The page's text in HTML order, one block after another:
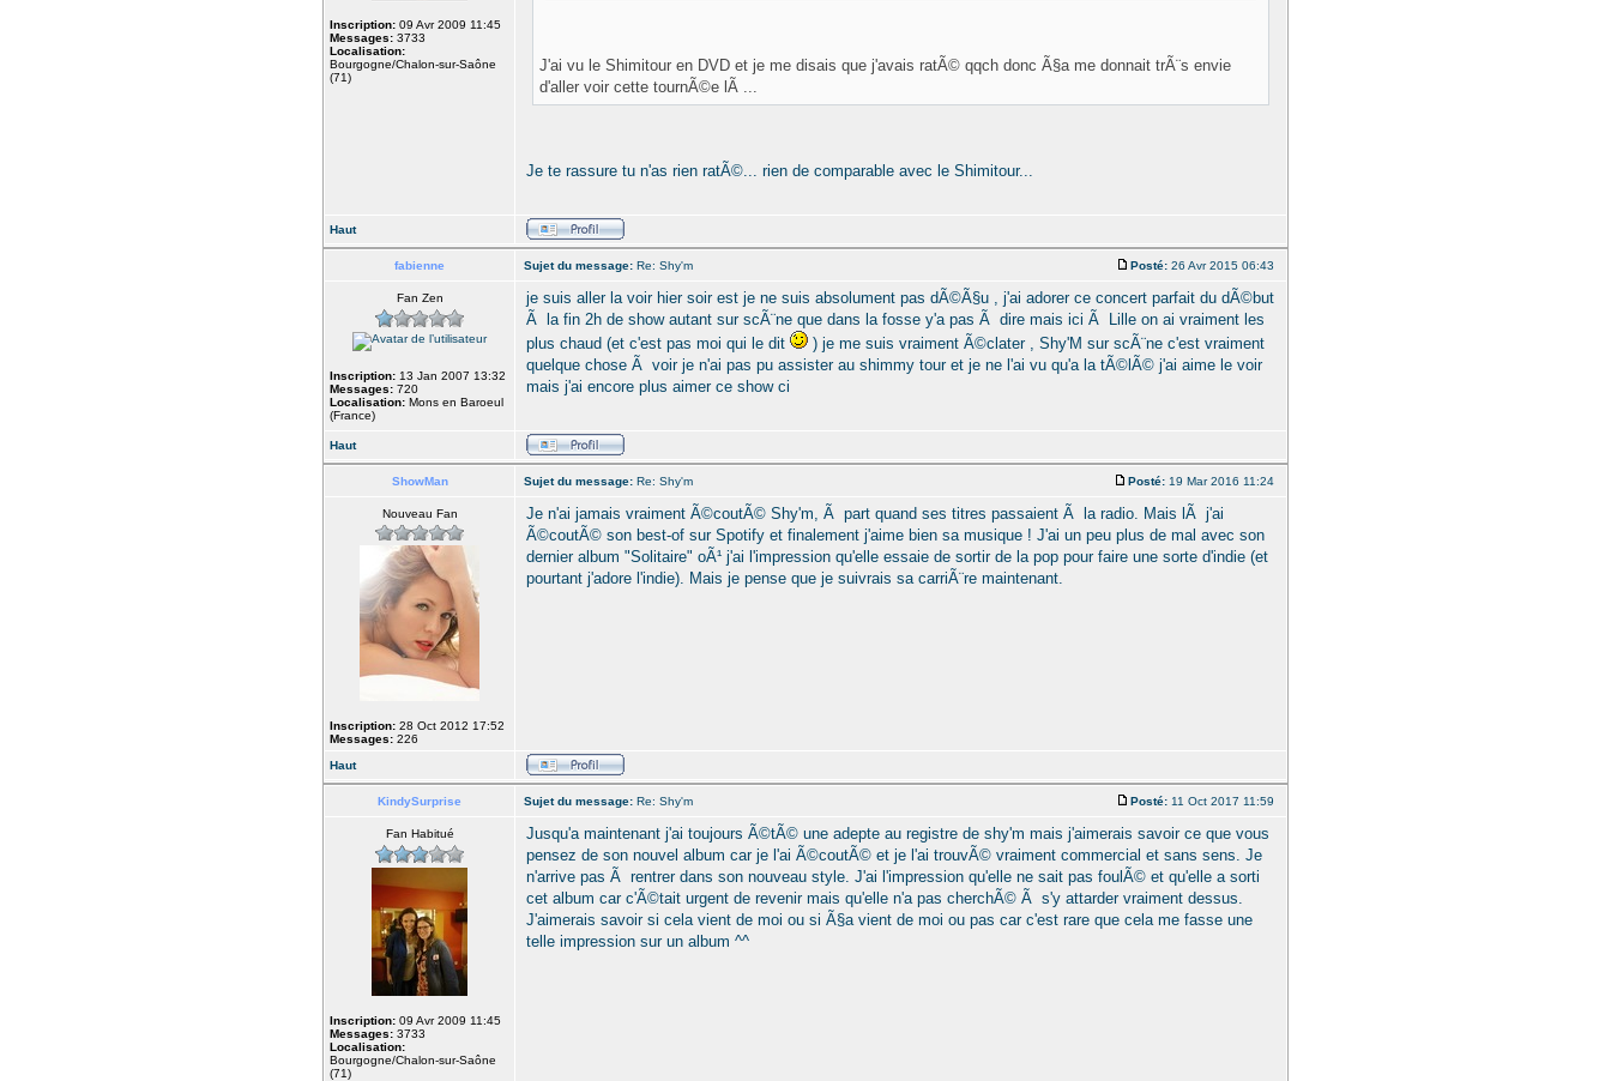
Inscription: 09 Avr 2009 11:45
Messages: 3733
Localisation:
Bourgogne/Chalon-sur-Saône
(71)
J'ai vu le Shimitour en DVD et je me disais que j'avais ratÃ© qqch donc Ã§a me donnait trÃ¨s envie
d'aller voir cette tournÃ©e lÃ ...
Je te rassure tu n'as rien ratÃ©... rien de comparable avec le Shimitour...
Haut
fabienne Sujet du message: Re: Shy'm Posté: 26 Avr 2015 06:43
Fan Zen
Inscription: 13 Jan 2007 13:32
Messages: 720
Localisation: Mons en Baroeul
(France)
je suis aller la voir hier soir est je ne suis absolument pas dÃ©Ã§u , j'ai adorer ce concert parfait du dÃ©but
Ã la fin 2h de show autant sur scÃ¨ne que dans la fosse y'a pas Ã dire mais ici Ã Lille on ai vraiment les
plus chaud (et c'est pas moi qui le dit
) je me suis vraiment Ã©clater , Shy'M sur scÃ¨ne c'est vraiment
quelque chose Ã voir je n'ai pas pu assister au shimmy tour et je ne l'ai vu qu'a la tÃ©lÃ© j'ai aime le voir
mais j'ai encore plus aimer ce show ci
Haut
ShowMan Sujet du message: Re: Shy'm Posté: 19 Mar 2016 11:24
Nouveau Fan
Inscription: 28 Oct 2012 17:52
Messages: 226
Je n'ai jamais vraiment Ã©coutÃ© Shy'm, Ã part quand ses titres passaient Ã la radio. Mais lÃ j'ai
Ã©coutÃ© son best-of sur Spotify et finalement j'aime bien sa musique ! J'ai un peu plus de mal avec son
dernier album "Solitaire" oÃ¹ j'ai l'impression qu'elle essaie de sortir de la pop pour faire une sorte d'indie (et
pourtant j'adore l'indie). Mais je pense que je suivrais sa carriÃ¨re maintenant.
Haut
KindySurprise Sujet du message: Re: Shy'm Posté: 11 Oct 2017 11:59
Fan Habitué
Inscription: 09 Avr 2009 11:45
Messages: 3733
Localisation:
Bourgogne/Chalon-sur-Saône
(71)
Jusqu'a maintenant j'ai toujours Ã©tÃ© une adepte au registre de shy'm mais j'aimerais savoir ce que vous
pensez de son nouvel album car je l'ai Ã©coutÃ© et je l'ai trouvÃ© vraiment commercial et sans sens. Je
n'arrive pas Ã rentrer dans son nouveau style. J'ai l'impression qu'elle ne sait pas foulÃ© et qu'elle a sorti
cet album car c'Ã©tait urgent de revenir mais qu'elle n'a pas cherchÃ© Ã s'y attarder vraiment dessus.
J'aimerais savoir si cela vient de moi ou si Ã§a vient de moi ou pas car c'est rare que cela me fasse une
telle impression sur un album ^^